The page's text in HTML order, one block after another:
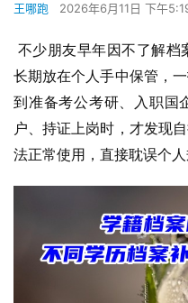
王哪跑 2026年6月11日 下午
长期放在个人手中保管，
到准备考公考研、入职国
户、持证上岗时，才发现
法正常使用，直接耽误个人